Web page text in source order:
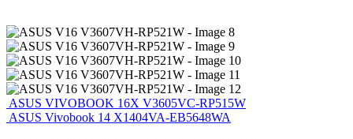
ASUS VIVOBOOK 16X V3605VC-RP515W
ASUS Vivobook 14 X1404VA-EB5648WA